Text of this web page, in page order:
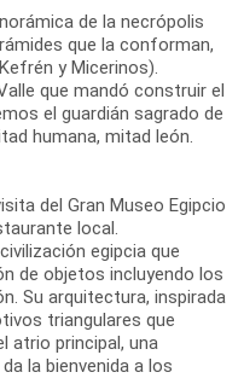
de la necrópolis
que la conforman,
y Micerinos).
que mandó construir el
el guardián sagrado de
humana, mitad león.
del Gran Museo Egipcio
local.
egipcia que
de objetos incluyendo los
Su arquitectura, inspirada
triangulares que
atrio principal, una
la bienvenida a los